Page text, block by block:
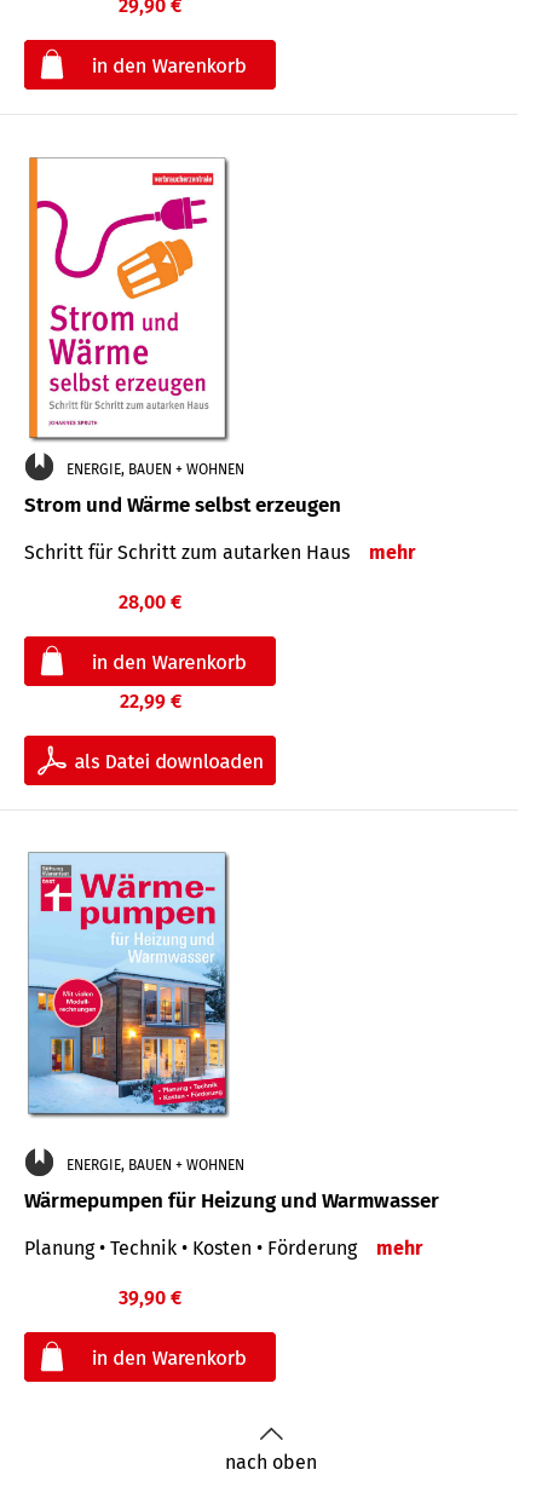
29,90 €
ENERGIE, BAUEN + WOHNEN
Strom und Wärme selbst erzeugen
Schritt für Schritt zum autarken Haus mehr
28,00 €
22,99 €
ENERGIE, BAUEN + WOHNEN
Wärmepumpen für Heizung und Warmwasser
Planung • Technik • Kosten • Förderung mehr
39,90 €
nach oben